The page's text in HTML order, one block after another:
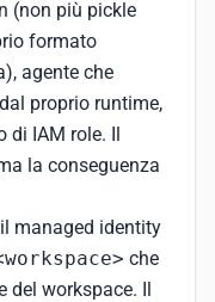
(non più pickle
formato
agente che
proprio runtime,
di IAM role. Il
la conseguenza
managed identity
che
del workspace. Il